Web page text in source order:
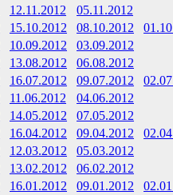
12.11.2012
05.11.2012
15.10.2012 08.10.2012
10.09.2012
03.09.2012
13.08.2012
06.08.2012
16.07.2012 09.07.2012
11.06.2012
04.06.2012
14.05.2012
07.05.2012
16.04.2012 09.04.2012
12.03.2012
05.03.2012
13.02.2012
06.02.2012
16.01.2012 09.01.2012